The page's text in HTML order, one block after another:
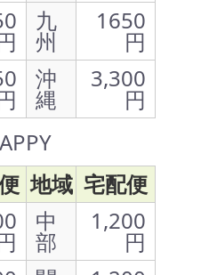
九
州
1650
円
沖
縄
3,300
円
地域 宅配便
中
部
1,200
円